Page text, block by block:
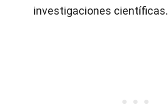
investigaciones científicas.